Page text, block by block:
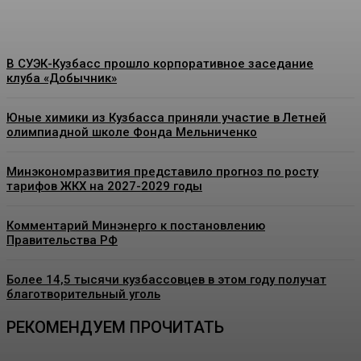
В СУЭК-Кузбасс прошло корпоративное заседание
клуба «Добычник»
Юные химики из Кузбасса приняли участие в Летней
олимпиадной школе Фонда Мельниченко
Минэкономразвития представило прогноз по росту
тарифов ЖКХ на 2027-2029 годы
Комментарий Минэнерго к постановлению
Правительства РФ
Более 14,5 тысячи кузбассовцев в этом году получат
благотворительный уголь
РЕКОМЕНДУЕМ ПРОЧИТАТЬ